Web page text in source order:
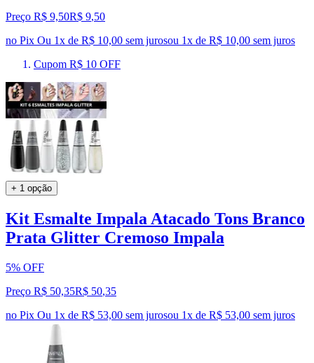
Preço R$ 9,50R$ 9,50
no Pix Ou 1x de R$ 10,00 sem jurosou 1x de R$ 10,00 sem juros
Cupom R$ 10 OFF
+ 1 opção
Kit Esmalte Impala Atacado Tons Branco
Prata Glitter Cremoso Impala
5% OFF
Preço R$ 50,35R$ 50,35
no Pix Ou 1x de R$ 53,00 sem jurosou 1x de R$ 53,00 sem juros